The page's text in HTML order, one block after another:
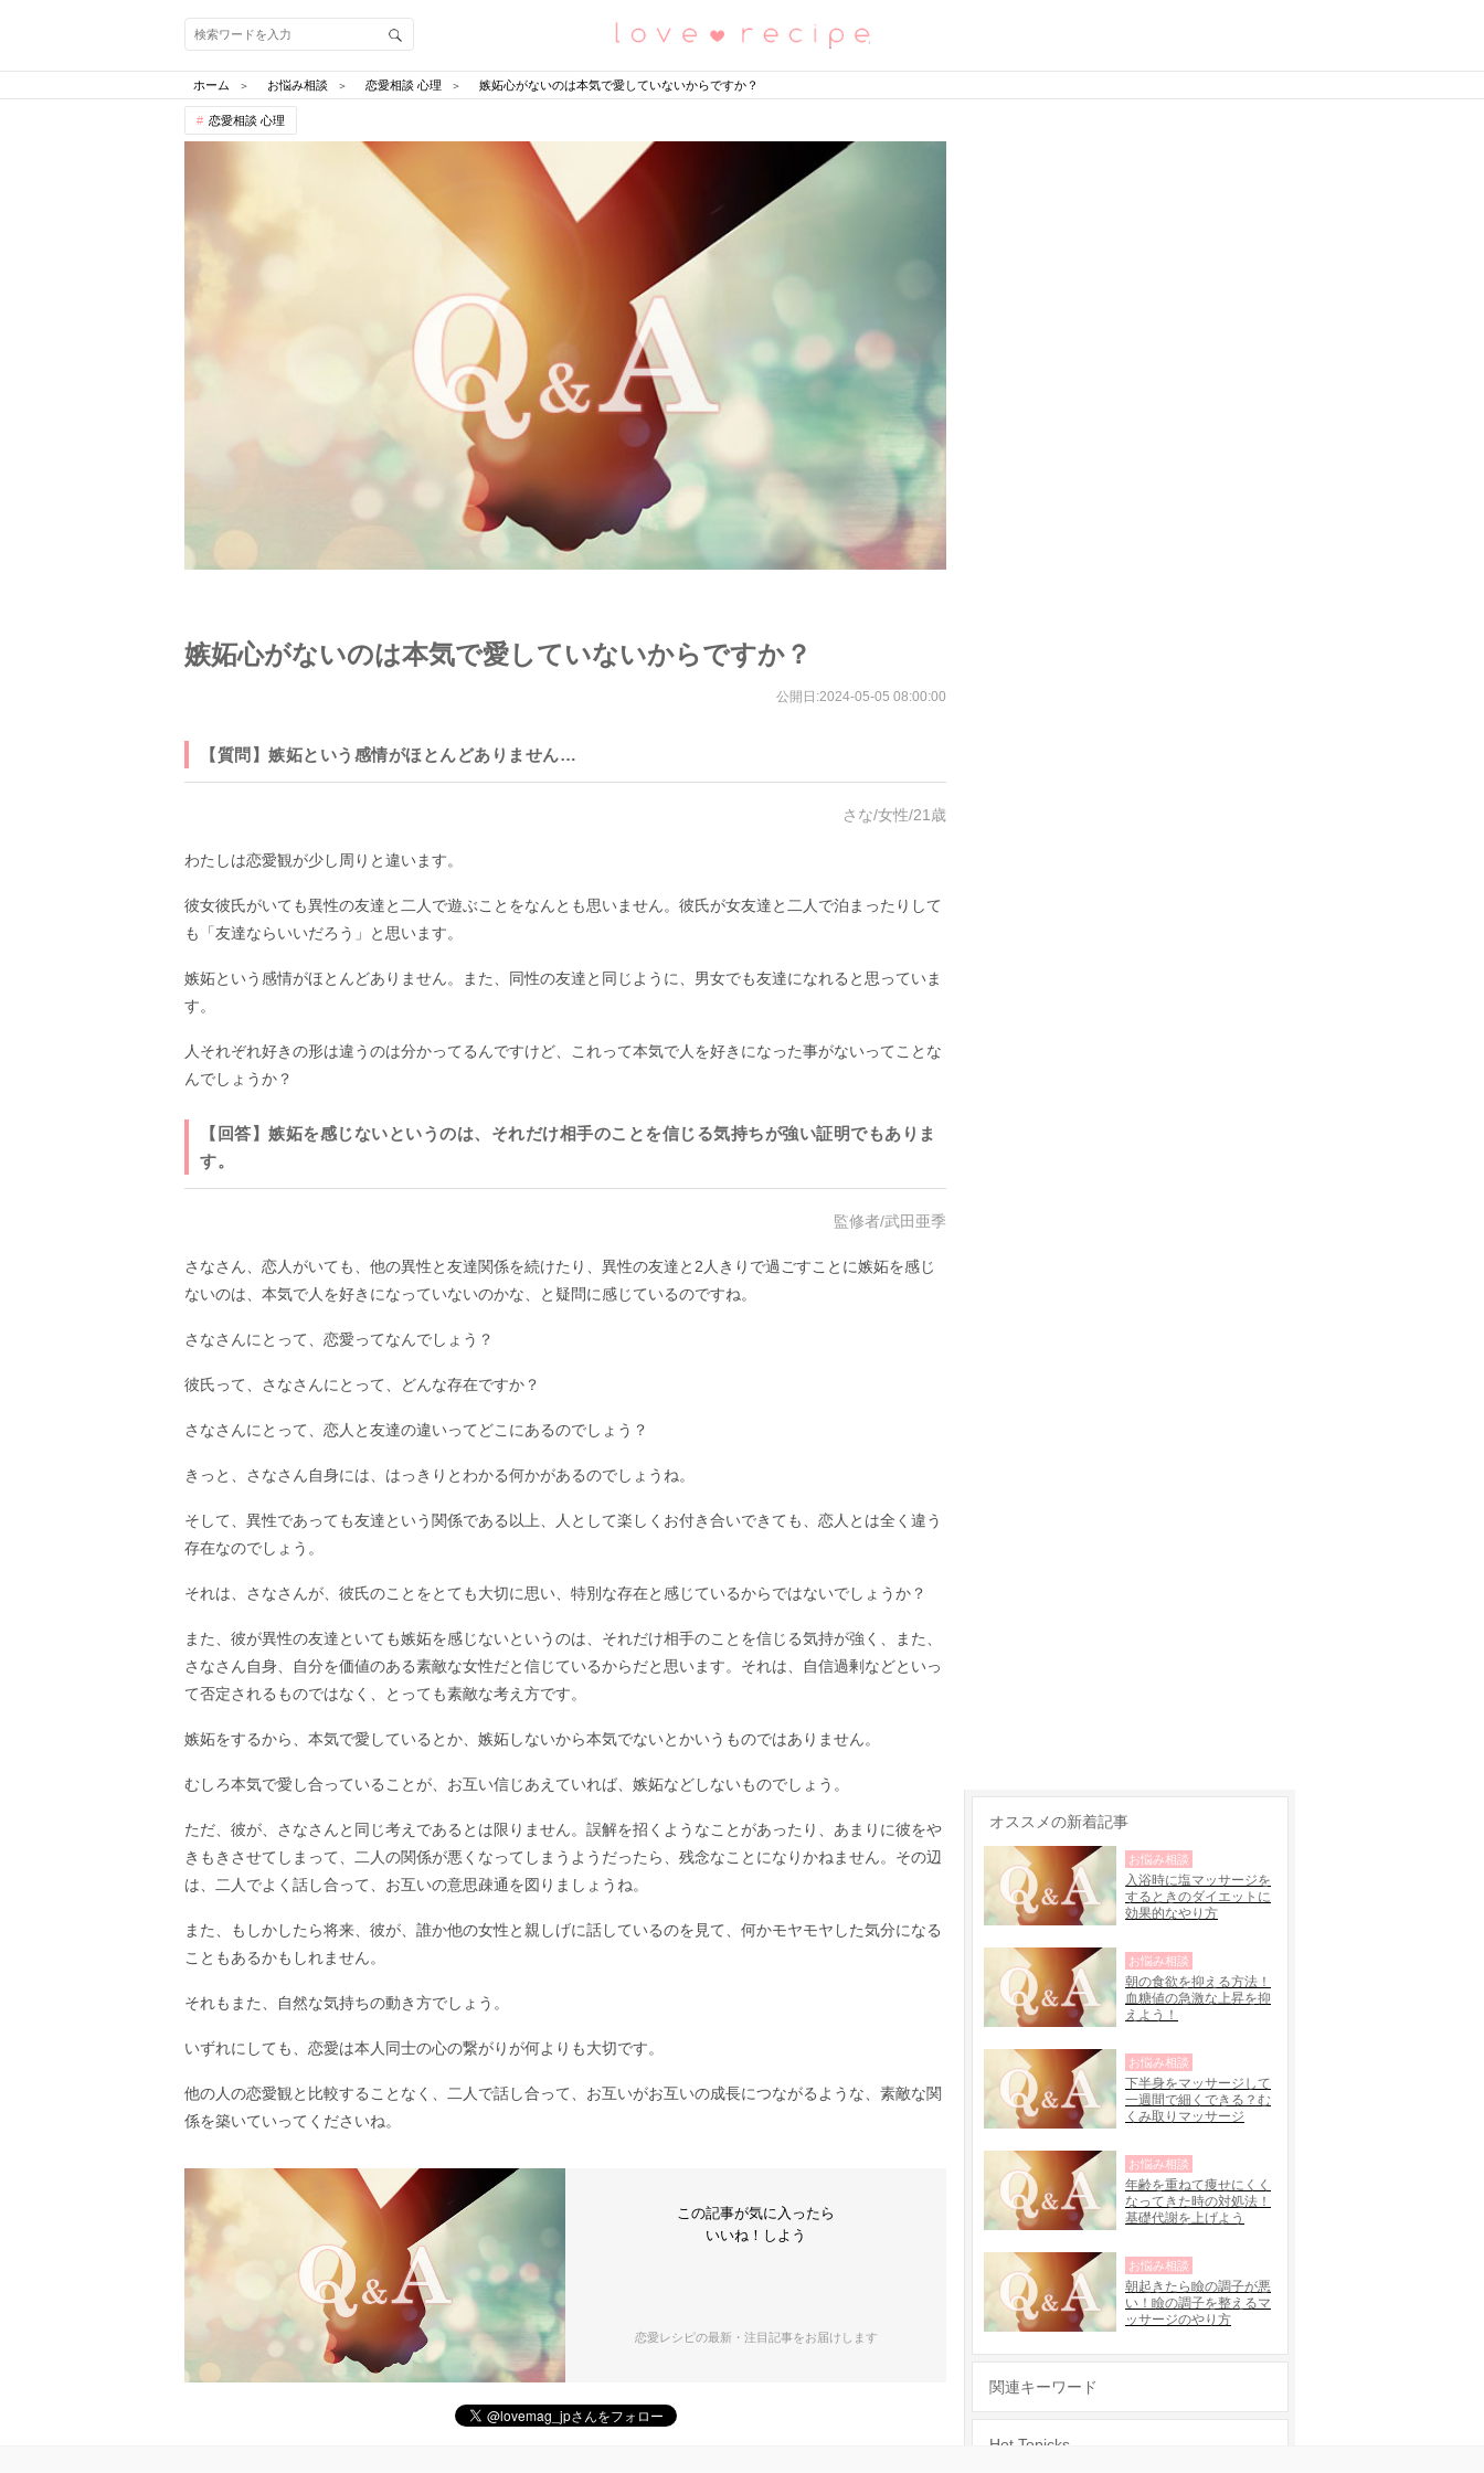
恋愛レシピ
ホーム お悩み相談 恋愛相談 心理 嫉妬心がないのは本気で愛していないからですか？
恋愛相談 心理
嫉妬心がないのは本気で愛していないからですか？
公開日:2024-05-05 08:00:00
【質問】嫉妬という感情がほとんどありません…
さな/女性/21歳
わたしは恋愛観が少し周りと違います。
彼女彼氏がいても異性の友達と二人で遊ぶことをなんとも思いません。彼氏が女友達と二人で泊まったりして
も「友達ならいいだろう」と思います。
嫉妬という感情がほとんどありません。また、同性の友達と同じように、男女でも友達になれると思っていま
す。
人それぞれ好きの形は違うのは分かってるんですけど、これって本気で人を好きになった事がないってことな
んでしょうか？
【回答】嫉妬を感じないというのは、それだけ相手のことを信じる気持ちが強い証明でもありま
す。
監修者/武田亜季
さなさん、恋人がいても、他の異性と友達関係を続けたり、異性の友達と2人きりで過ごすことに嫉妬を感じ
ないのは、本気で人を好きになっていないのかな、と疑問に感じているのですね。
さなさんにとって、恋愛ってなんでしょう？
彼氏って、さなさんにとって、どんな存在ですか？
さなさんにとって、恋人と友達の違いってどこにあるのでしょう？
きっと、さなさん自身には、はっきりとわかる何かがあるのでしょうね。
そして、異性であっても友達という関係である以上、人として楽しくお付き合いできても、恋人とは全く違う
存在なのでしょう。
それは、さなさんが、彼氏のことをとても大切に思い、特別な存在と感じているからではないでしょうか？
また、彼が異性の友達といても嫉妬を感じないというのは、それだけ相手のことを信じる気持が強く、また、
さなさん自身、自分を価値のある素敵な女性だと信じているからだと思います。それは、自信過剰などといっ
て否定されるものではなく、とっても素敵な考え方です。
嫉妬をするから、本気で愛しているとか、嫉妬しないから本気でないとかいうものではありません。
むしろ本気で愛し合っていることが、お互い信じあえていれば、嫉妬などしないものでしょう。
ただ、彼が、さなさんと同じ考えであるとは限りません。誤解を招くようなことがあったり、あまりに彼をや
きもきさせてしまって、二人の関係が悪くなってしまうようだったら、残念なことになりかねません。その辺
は、二人でよく話し合って、お互いの意思疎通を図りましょうね。
また、もしかしたら将来、彼が、誰か他の女性と親しげに話しているのを見て、何かモヤモヤした気分になる
こともあるかもしれません。
それもまた、自然な気持ちの動き方でしょう。
いずれにしても、恋愛は本人同士の心の繋がりが何よりも大切です。
他の人の恋愛観と比較することなく、二人で話し合って、お互いがお互いの成長につながるような、素敵な関
係を築いていってくださいね。
この記事が気に入ったら
いいね！しよう
恋愛レシピの最新・注目記事をお届けします
オススメの新着記事
入浴時に塩マッサージを
するときのダイエットに
効果的なやり方
お悩み相談
朝の食欲を抑える方法！
血糖値の急激な上昇を抑
えよう！
お悩み相談
下半身をマッサージして
一週間で細くできる？む
くみ取りマッサージ
お悩み相談
年齢を重ねて痩せにくく
なってきた時の対処法！
基礎代謝を上げよう
お悩み相談
朝起きたら瞼の調子が悪
い！瞼の調子を整えるマ
ッサージのやり方
お悩み相談
関連キーワード
Hot Topicks